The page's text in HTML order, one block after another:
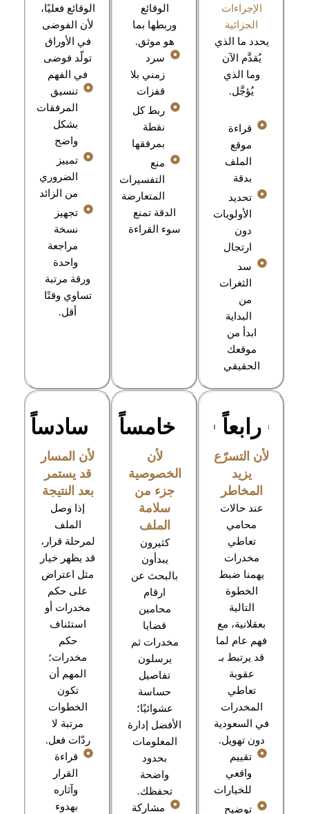
الإجراءات
الجزائية
يحدد ما الذي
يُقدَّم الآن
وما الذي
يُؤجَّل.
قراءة
موقع
الملف
بدقة
تحديد
الأولويات
دون
ارتجال
سد
الثغرات
من
البداية
ابدأ من
موقعك
الحقيقي
الوقائع
وربطها بما
هو موثق.
سرد
زمني بلا
قفزات
ربط كل
نقطة
بمرفقها
منع
التفسيرات
المتعارضة
الدقة تمنع
سوء القراءة
الوقائع فعليًا،
لأن الفوضى
في الأوراق
تولّد فوضى
في الفهم
تنسيق
المرفقات
بشكل
واضح
تمييز
الضروري
من الزائد
تجهيز
نسخة
مراجعة
واحدة
ورقة مرتبة
تساوي وقتًا
أقل.
رابعاً
لأن التسرّع
يزيد
المخاطر
عند حالات
محامي
تعاطي
مخدرات
يهمنا ضبط
الخطوة
التالية
بعقلانية، مع
فهم عام لما
قد يرتبط بـ
عقوبة
تعاطي
المخدرات
في السعودية
دون تهويل.
تقييم
واقعي
للخيارات
توضيح
خامساً
لأن
الخصوصية
جزء من
سلامة
الملف
كثيرون
يبدأون
بالبحث عن
ارقام
محامين
قضايا
مخدرات ثم
يرسلون
تفاصيل
حساسة
عشوائيًا؛
الأفضل إدارة
المعلومات
بحدود
واضحة
تحفظك.
مشاركة
سادساً
لأن المسار
قد يستمر
بعد النتيجة
إذا وصل
الملف
لمرحلة قرار،
قد يظهر خيار
مثل اعتراض
على حكم
مخدرات أو
استئناف
حكم
مخدرات؛
المهم أن
تكون
الخطوات
مرتبة لا
ردّات فعل.
قراءة
القرار
وآثاره
بهدوء